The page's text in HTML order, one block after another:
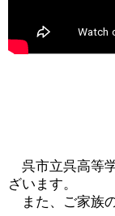
呉市立呉高等
ざいます。
また、ご家族